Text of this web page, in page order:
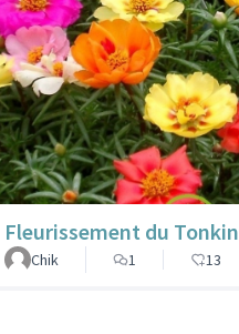
Fleurissement du Tonkin
Chik
1 13